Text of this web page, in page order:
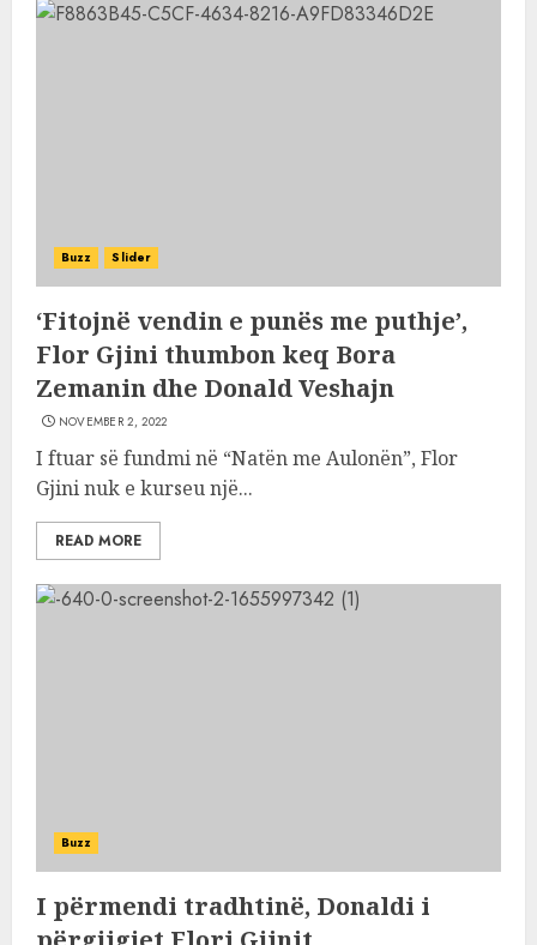
Buzz Slider
‘Fitojnë vendin e punës me puthje’,
Flor Gjini thumbon keq Bora
Zemanin dhe Donald Veshajn
NOVEMBER 2, 2022
I ftuar së fundmi në “Natën me Aulonën”, Flor
Gjini nuk e kurseu një...
READ MORE
Buzz
I përmendi tradhtinë, Donaldi i